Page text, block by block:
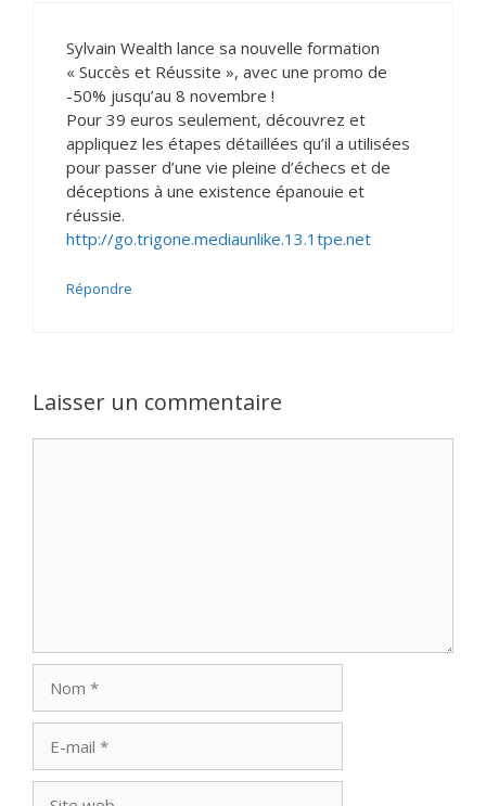
Sylvain Wealth lance sa nouvelle formation
« Succès et Réussite », avec une promo de
-50% jusqu’au 8 novembre !
Pour 39 euros seulement, découvrez et
appliquez les étapes détaillées qu’il a utilisées
pour passer d’une vie pleine d’échecs et de
déceptions à une existence épanouie et
réussie.
http://go.trigone.mediaunlike.13.1tpe.net
Répondre
Laisser un commentaire
mail